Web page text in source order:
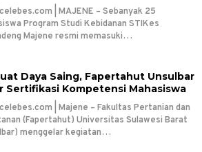
| MAJENE – Sebanyak 25
Program Studi Kebidanan STIKes
Majene resmi memasuki…
Daya Saing, Fapertahut Unsulbar
Sertifikasi Kompetensi Mahasiswa
| Majene – Fakultas Pertanian dan
(Fapertahut) Universitas Sulawesi Barat
menggelar kegiatan…